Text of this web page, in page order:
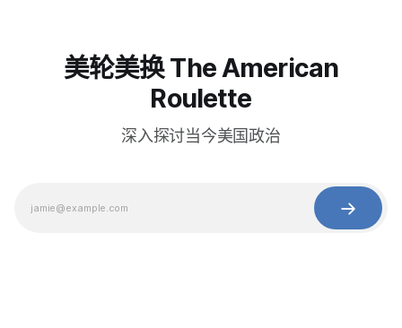
美轮美换 The American
Roulette
深入探讨当今美国政治